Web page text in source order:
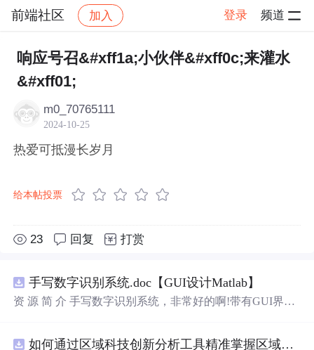
前端社区 加入 登录 频道
社区 前端社区 感慨 帖子详情
响应号召&#xff1a;小伙伴&#xff0c;来灌水
&#xff01;
m0_70765111
2024-10-25
热爱可抵漫长岁月
给本帖投票
23 回复 打赏
手写数字识别系统.doc【GUI设计Matlab】
资 源 简 介 手写数字识别系统，非常好的啊!带有GUI界
带有直观的图形用户界面（GUI），非常容易使用。你只
如何通过区域科技创新分析工具精准掌握区域创新要素分布与产业链融合现状？.docx